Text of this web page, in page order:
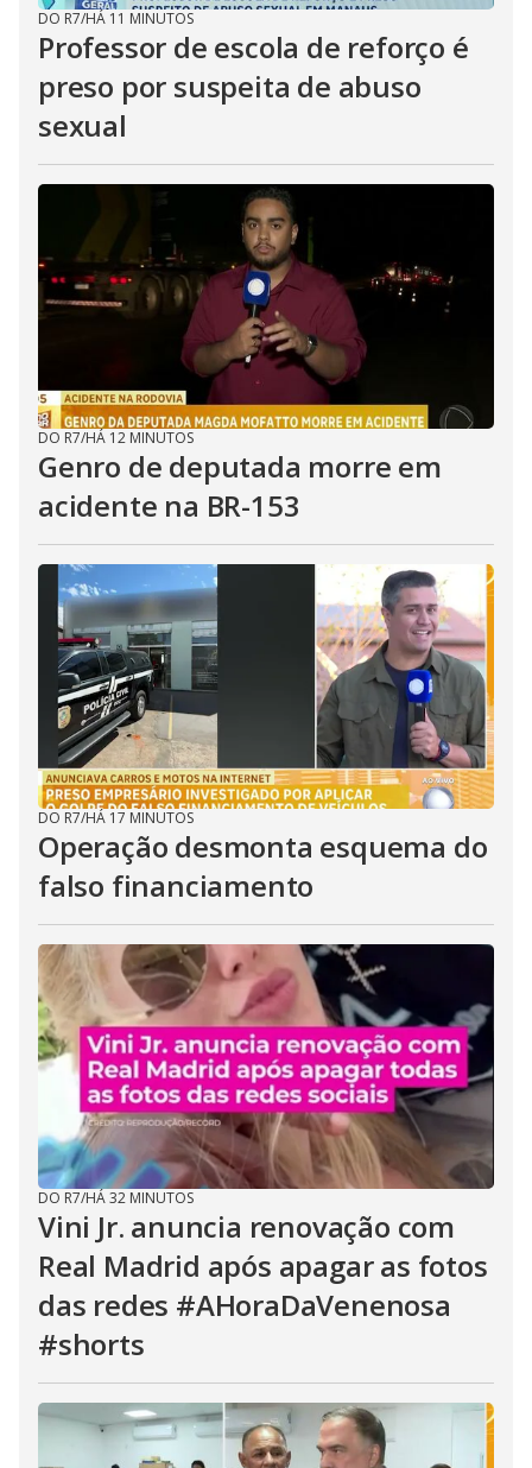
DO R7/HÁ 11 MINUTOS
Professor de escola de reforço é
preso por suspeita de abuso
sexual
DO R7/HÁ 12 MINUTOS
Genro de deputada morre em
acidente na BR-153
DO R7/HÁ 17 MINUTOS
Operação desmonta esquema do
falso financiamento
DO R7/HÁ 32 MINUTOS
Vini Jr. anuncia renovação com
Real Madrid após apagar as fotos
das redes #AHoraDaVenenosa
#shorts